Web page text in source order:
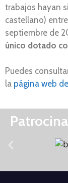
trabajos hayan
castellano)
septiembre de
único dotado
Puedes
la página web